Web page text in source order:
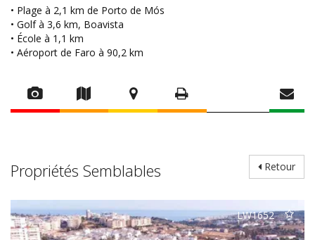
• Plage à 2,1 km de Porto de Mós
• Golf à 3,6 km, Boavista
• École à 1,1 km
• Aéroport de Faro à 90,2 km
Retour
Propriétés Semblables
LW1652